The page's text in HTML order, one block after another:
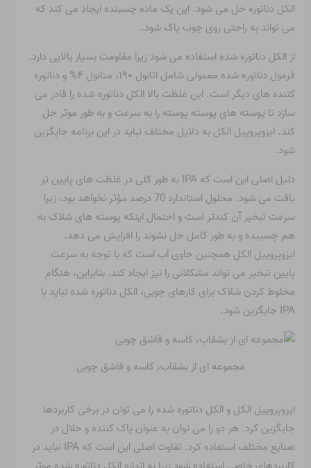
الکل دناتوره حل می شود. این یک ماده چسبنده ایجاد می کند که
می تواند به راحتی روی چوب پاک شود.
از الکل دناتوره شده استفاده می شود زیرا مقاومت بسیار بالایی دارد.
فرمول دناتوره شده معمولی شامل اتانول ۱۹۰، متانول ۴% و دناتوره
کننده های دیگر است. این غلظت بالا الکل دناتوره شده را قادر می
سازد تا پوسته های پوسته پوسته را به سرعت و به طور موثر حل
کند. ایزوپروپیل الکل به دلایل مختلف نباید در این برنامه جایگزین
شود.
دلیل اصلی این است که IPA به طور کلی در غلظت های پایین تر
یافت می شود. محلول استاندارد 70 درصد مؤثر نخواهد بود، زیرا
سرعت تبخیر آن کندتر است و احتمال اینکه پوسته های شلاک به
هم چسبیده و به طور کامل حل نشوند را افزایش می دهد.
ایزوپروپیل الکل همچنین حاوی آب است که با توجه به سرعت
پایین تبخیر می تواند مشکلاتی را نیز ایجاد کند. بنابراین، هنگام
مخلوط کردن شلاک برای کارهای چوبی، الکل دناتوره شده نباید با
IPA جایگزین شود.
مجموعه ای از بشقاب، کاسه و قاشق چوبی
ایزوپروپیل الکل و الکل دناتوره شده را می توان در برخی کاربردها
جایگزین کرد. هر دو را می توان به عنوان پاک کننده و حلال در
صنایع مختلف استفاده کرد. تفاوت اصلی این است که IPA نباید در